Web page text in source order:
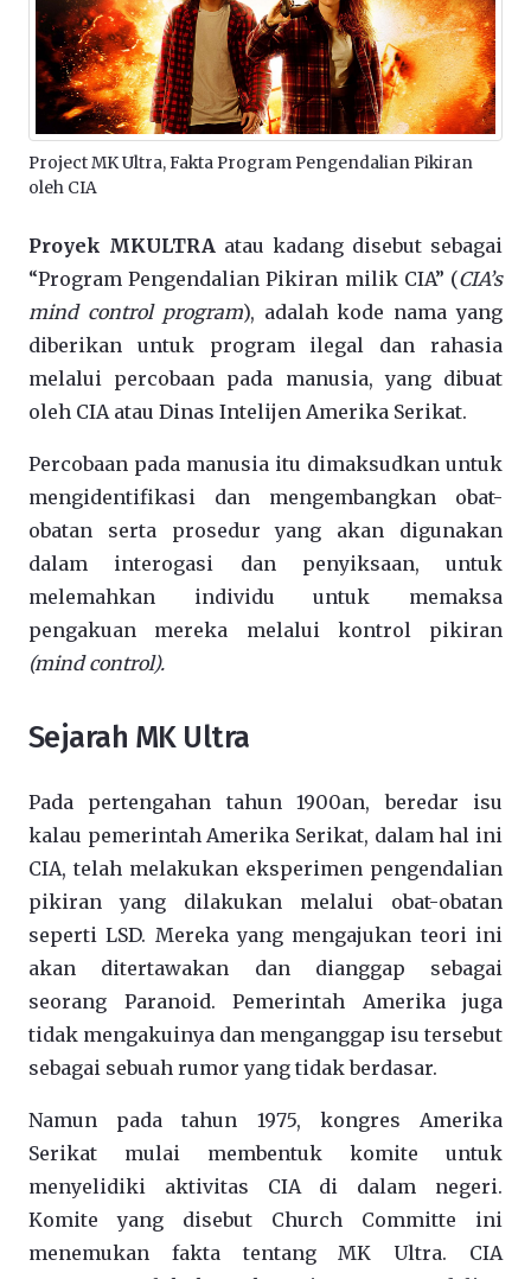
Project MK Ultra, Fakta Program Pengendalian Pikiran
oleh CIA
Proyek MKULTRA atau kadang disebut sebagai
“Program Pengendalian Pikiran milik CIA” (CIA’s
mind control program), adalah kode nama yang
diberikan untuk program ilegal dan rahasia
melalui percobaan pada manusia, yang dibuat
oleh CIA atau Dinas Intelijen Amerika Serikat.
Percobaan pada manusia itu dimaksudkan untuk
mengidentifikasi dan mengembangkan obat-
obatan serta prosedur yang akan digunakan
dalam interogasi dan penyiksaan, untuk
melemahkan individu untuk memaksa
pengakuan mereka melalui kontrol pikiran
(mind control).
Sejarah MK Ultra
Pada pertengahan tahun 1900an, beredar isu
kalau pemerintah Amerika Serikat, dalam hal ini
CIA, telah melakukan eksperimen pengendalian
pikiran yang dilakukan melalui obat-obatan
seperti LSD. Mereka yang mengajukan teori ini
akan ditertawakan dan dianggap sebagai
seorang Paranoid. Pemerintah Amerika juga
tidak mengakuinya dan menganggap isu tersebut
sebagai sebuah rumor yang tidak berdasar.
Namun pada tahun 1975, kongres Amerika
Serikat mulai membentuk komite untuk
menyelidiki aktivitas CIA di dalam negeri.
Komite yang disebut Church Committe ini
menemukan fakta tentang MK Ultra. CIA